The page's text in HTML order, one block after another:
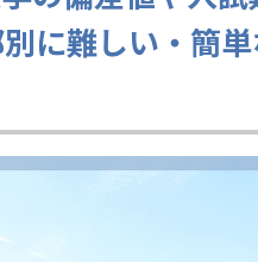
に難しい・簡